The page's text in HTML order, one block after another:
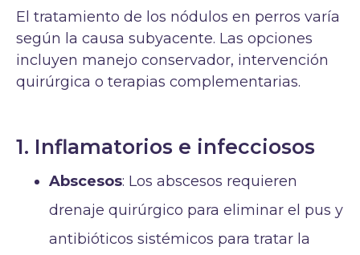
El tratamiento de los nódulos en perros varía
según la causa subyacente. Las opciones
incluyen manejo conservador, intervención
quirúrgica o terapias complementarias.
1. Inflamatorios e infecciosos
Abscesos: Los abscesos requieren
drenaje quirúrgico para eliminar el pus y
antibióticos sistémicos para tratar la